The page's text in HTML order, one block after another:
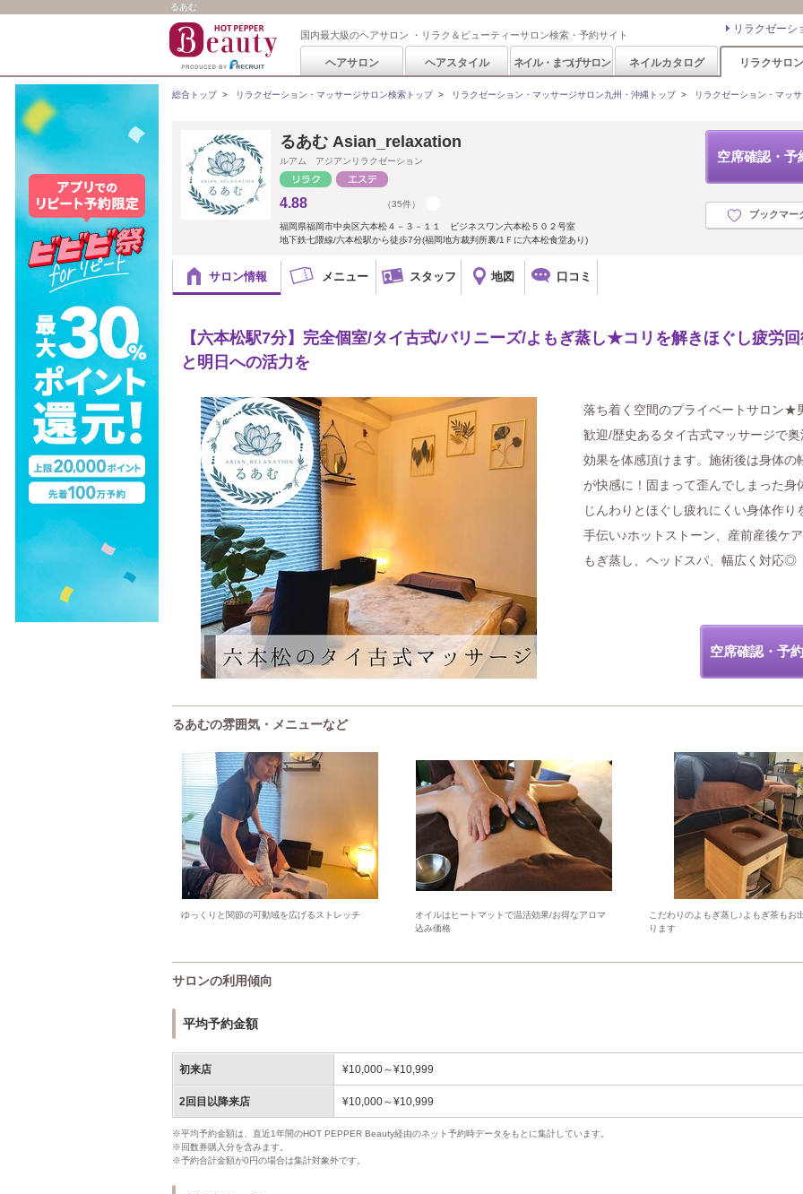
るあむ
国内最大級のヘアサロン ・リラク＆ビューティーサロン検索・予約サイト リラクゼーシ
ヘアサロン ヘアスタイル ネイル・まつげサロン ネイルカタログ リラクサロン
総合トップ> リラクゼーション・マッサージサロン検索トップ> リラクゼーション・マッサージサロン九州・沖縄トップ> リラクゼーション・マッ
空席確認・予
ブックマー
るあむ Asian_relaxation
ルアム アジアンリラクゼーション
4.88 （35件）
福岡県福岡市中央区六本松４－３－１１ ビジネスワン六本松５０２号室
地下鉄七隈線/六本松駅から徒歩7分(福岡地方裁判所裏/1Ｆに六本松食堂あり)
サロン情報 メニュー スタッフ 地図 口コミ
【六本松駅7分】完全個室/タイ古式/バリニーズ/よもぎ蒸し★コリを解きほぐし疲労回
と明日への活力を
落ち着く空間のプライベートサロン★
歓迎/歴史あるタイ古式マッサージで奥
効果を体感頂けます。施術後は身体の
が快感に！固まって歪んでしまった身
じんわりとほぐし疲れにくい身体作り
手伝い♪ホットストーン、産前産後ケ
もぎ蒸し、ヘッドスパ、幅広く対応◎
空席確認・予
るあむの雰囲気・メニューなど
ゆっくりと関節の可動域を広げるストレッチ
オイルはヒートマットで温活効果/お得なアロマ
込み価格
こだわりのよもぎ蒸し♪よもぎ茶もお
ります
サロンの利用傾向
平均予約金額
初来店 ¥10,000～¥10,999
2回目以降来店 ¥10,000～¥10,999
※平均予約金額は、直近1年間のHOT PEPPER Beauty経由のネット予約時データをもとに集計しています。
※回数券購入分を含みます。
※予約合計金額が0円の場合は集計対象外です。